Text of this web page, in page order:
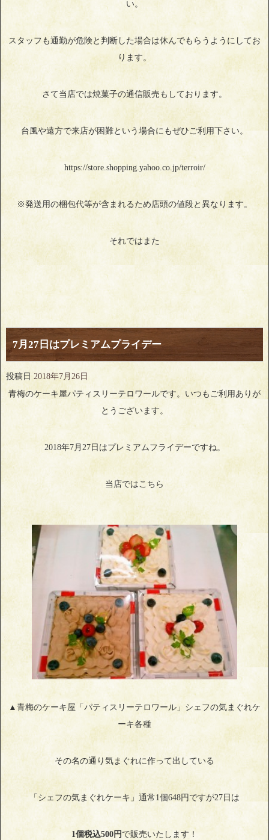
い。
スタッフも通勤が危険と判断した場合は休んでもらうようにしてお
ります。
さて当店では焼菓子の通信販売もしております。
台風や遠方で来店が困難という場合にもぜひご利用下さい。
https://store.shopping.yahoo.co.jp/terroir/
※発送用の梱包代等が含まれるため店頭の値段と異なります。
それではまた
7月27日はプレミアムプライデー
投稿日 2018年7月26日
青梅のケーキ屋パティスリーテロワールです。いつもご利用ありが
とうございます。
2018年7月27日はプレミアムフライデーですね。
当店ではこちら
▲青梅のケーキ屋「パティスリーテロワール」シェフの気まぐれケ
ーキ各種
その名の通り気まぐれに作って出している
「シェフの気まぐれケーキ」通常1個648円ですが27日は
1個税込500円 で販売いたします！